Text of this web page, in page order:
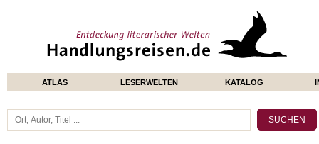
ATLAS LESERWELTEN KATALOG